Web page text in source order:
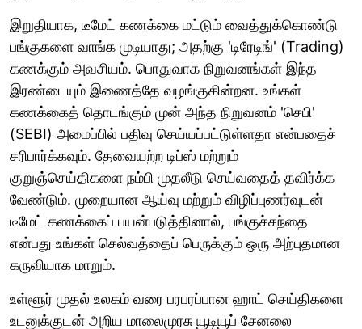
இறுதியாக, டீமேட் கணக்கை மட்டும் வைத்துக்கொண்டு
பங்குகளை வாங்க முடியாது; அதற்கு 'டிரேடிங்' (Trading)
கணக்கும் அவசியம். பொதுவாக நிறுவனங்கள் இந்த
இரண்டையும் இணைத்தே வழங்குகின்றன. உங்கள்
கணக்கைத் தொடங்கும் முன் அந்த நிறுவனம் 'செபி'
(SEBI) அமைப்பில் பதிவு செய்யப்பட்டுள்ளதா என்பதைச்
சரிபார்க்கவும். தேவையற்ற டிப்ஸ் மற்றும்
குறுஞ்செய்திகளை நம்பி முதலீடு செய்வதைத் தவிர்க்க
வேண்டும். முறையான ஆய்வு மற்றும் விழிப்புணர்வுடன்
டீமேட் கணக்கைப் பயன்படுத்தினால், பங்குச்சந்தை
என்பது உங்கள் செல்வத்தைப் பெருக்கும் ஒரு அற்புதமான
கருவியாக மாறும்.
உள்ளூர் முதல் உலகம் வரை பரபரப்பான ஹாட் செய்திகளை
உடனுக்குடன் அறிய மாலைமுரசு யூடியூப் சேனலை